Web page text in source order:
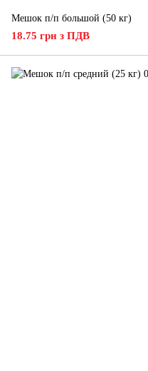
Мешок п/п большой (50 кг)
18.75 грн з ПДВ